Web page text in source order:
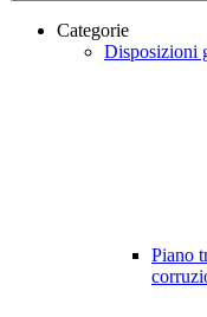
Categorie
Disposizioni
Piano